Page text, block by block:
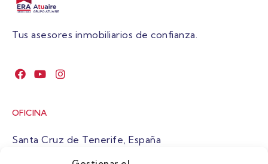
Tus asesores inmobiliarios de confianza.
OFICINA
Santa Cruz de Tenerife, España